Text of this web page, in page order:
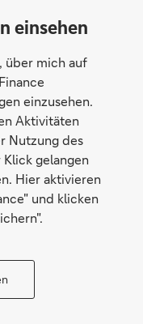
einsehen
über mich auf
einzusehen.
Aktivitäten
Nutzung des
gelangen
Hier aktivieren
und klicken